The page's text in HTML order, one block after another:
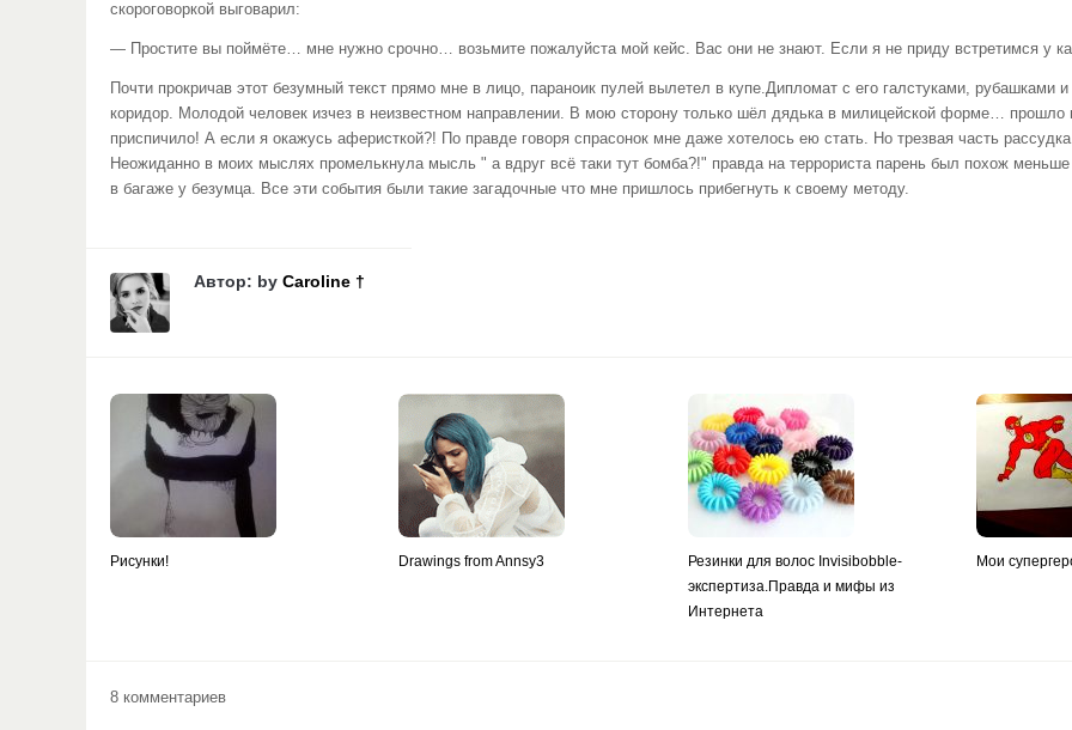
скороговоркой выговарил:
— Простите вы поймёте… мне нужно срочно… возьмите пожалуйста мой кейс. Вас они не знают. Если я не приду встретимся у
Почти прокричав этот безумный текст прямо мне в лицо, параноик пулей вылетел в купе.Дипломат с его галстуками,
коридор. Молодой человек изчез в неизвестном направлении. В мою сторону только шёл дядька в милицейской форме…
приспичило! А если я окажусь аферисткой?! По правде говоря спрасонок мне даже хотелось ею стать. Но трезвая часть
Неожиданно в моих мыслях промелькнула мысль " а вдруг всё таки тут бомба?!" правда на террориста парень был похож
в багаже у безумца. Все эти события были такие загадочные что мне пришлось прибегнуть к своему методу.
Автор: by Caroline †
Рисунки! Drawings from Annsy3
Резинки для волос Invisibobble-
экспертиза.Правда и мифы из
Интернета
Мои
8 комментариев